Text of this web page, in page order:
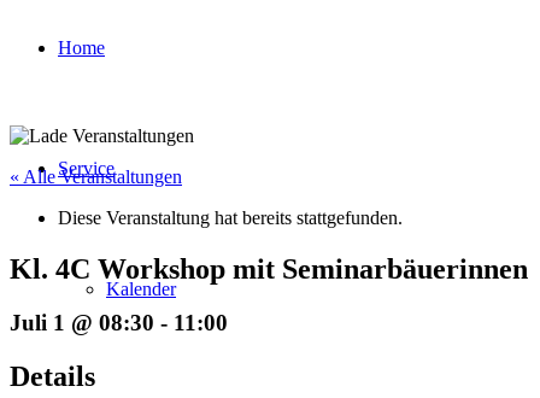
Home
Service
Kalender
« Alle Veranstaltungen
Diese Veranstaltung hat bereits stattgefunden.
Kl. 4C Workshop mit Seminarbäuerinnen
Juli 1 @ 08:30 - 11:00
Details